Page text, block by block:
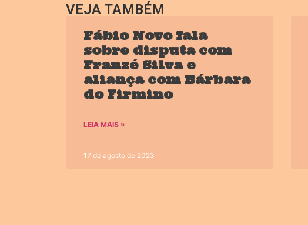
VEJA TAMBÉM
Fábio Novo fala
sobre disputa com
Franzé Silva e
aliança com Bárbara
do Firmino
LEIA MAIS »
17 de agosto de 2023